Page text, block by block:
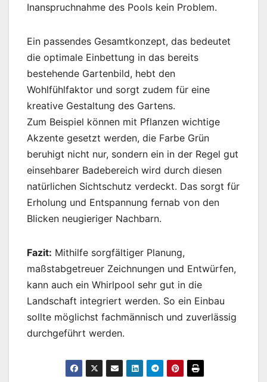
Inanspruchnahme des Pools kein Problem.
Ein passendes Gesamtkonzept, das bedeutet
die optimale Einbettung in das bereits
bestehende Gartenbild, hebt den
Wohlfühlfaktor und sorgt zudem für eine
kreative Gestaltung des Gartens.
Zum Beispiel können mit Pflanzen wichtige
Akzente gesetzt werden, die Farbe Grün
beruhigt nicht nur, sondern ein in der Regel gut
einsehbarer Badebereich wird durch diesen
natürlichen Sichtschutz verdeckt. Das sorgt für
Erholung und Entspannung fernab von den
Blicken neugieriger Nachbarn.
Fazit: Mithilfe sorgfältiger Planung,
maßstabgetreuer Zeichnungen und Entwürfen,
kann auch ein Whirlpool sehr gut in die
Landschaft integriert werden. So ein Einbau
sollte möglichst fachmännisch und zuverlässig
durchgeführt werden.